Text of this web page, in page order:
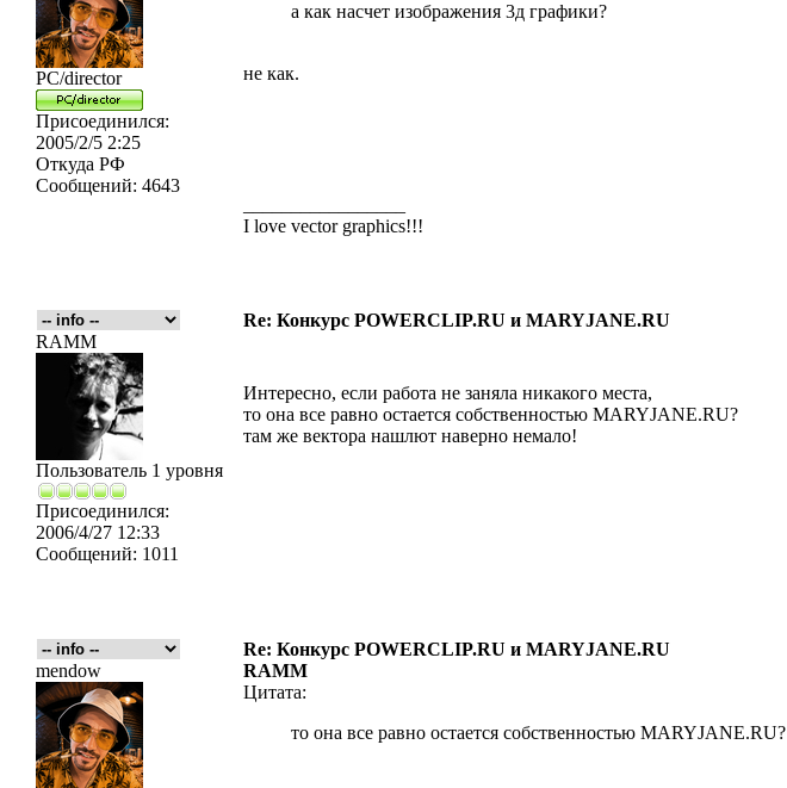
PC/director
Присоединился:
2005/2/5 2:25
Откуда РФ
Сообщений: 4643
а как насчет изображения 3д графики?
не как.
I love vector graphics!!!
Re: Конкурс POWERCLIP.RU и MARYJANE.RU
RAMM
Пользователь 1 уровня
Присоединился:
2006/4/27 12:33
Сообщений: 1011
Интересно, если работа не заняла никакого места,
то она все равно остается собственностью MARYJANE.RU?
там же вектора нашлют наверно немало!
Re: Конкурс POWERCLIP.RU и MARYJANE.RU
mendow
RAMM
Цитата:
то она все равно остается собственностью MARYJANE.RU?